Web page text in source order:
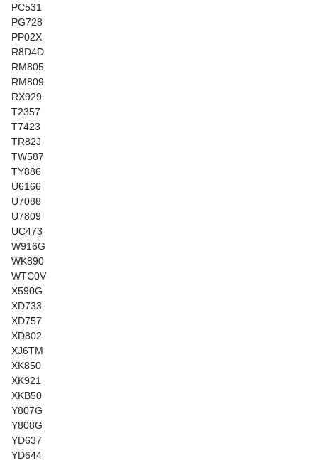
PC531
PG728
PP02X
R8D4D
RM805
RM809
RX929
T2357
T7423
TR82J
TW587
TY886
U6166
U7088
U7809
UC473
W916G
WK890
WTC0V
X590G
XD733
XD757
XD802
XJ6TM
XK850
XK921
XKB50
Y807G
Y808G
YD637
YD644